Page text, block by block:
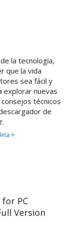
la tecnología,
que la vida
sea fácil y
explorar nuevas
técnicos
de
PC
Version